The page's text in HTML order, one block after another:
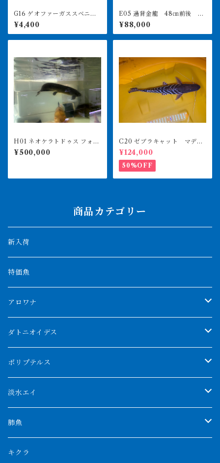
G16 ゲオファーガススベニ 9
㎝前後 1匹
¥4,400
E05 過背金龍 48㎝前後 24
¥88,000
H01 ネオケラトドゥス フォル
ステリ 88㎝前後 納品or引
き取り
¥500,000
C20 ゼブラキャット マディ
¥124,000
50%OFF
商品カテゴリー
新入荷
特価魚
アロワナ
クンパイ
アブソリュートレッド
AGUS スーパーレッドF4
特殊アロワナ
厳選 過背金龍
ダトニオイデス
シャムタイガー
特殊ダトニオ
ダトニオプラスワン
リアルバンド
フォーバータイガー
ポリプテルス
モンスターポリプ
特殊ポリプ
プラチナ個体
ハイブリッドポリプ
淡水エイ
シナガワダイヤ
ダイヤモンドポルカ
肺魚
ネオケラ
キクラ